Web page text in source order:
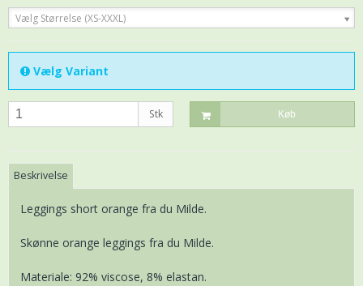
Vælg Størrelse (XS-XXXL)
Vælg Variant
Stk Køb
Beskrivelse
Leggings short orange fra du Milde.
Skønne orange leggings fra du Milde.
Materiale: 92% viscose, 8% elastan.